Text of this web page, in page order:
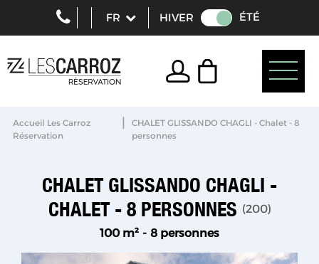
HIVER ÉTÉ
Accueil Les Carroz
Réservation
|
CHALET GLISSANDO CHAGLI - Chalet - 8
personnes
CHALET GLISSANDO CHAGLI -
CHALET - 8 PERSONNES (200)
100 m² 8 personnes